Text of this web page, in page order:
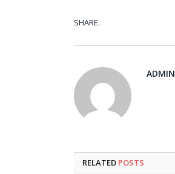
SHARE.
ADMIN
RELATED POSTS